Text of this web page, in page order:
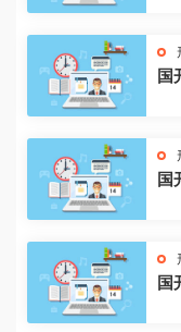
国
国
国